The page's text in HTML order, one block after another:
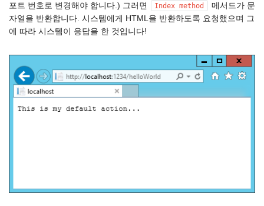
포트 번호로 변경해야 합니다.) 그러면
Index method
메서드가 문
자열을 반환합니다. 시스템에게 HTML을 반환하도록 요청했으며 그
에 따라 시스템이 응답을 한 것입니다!